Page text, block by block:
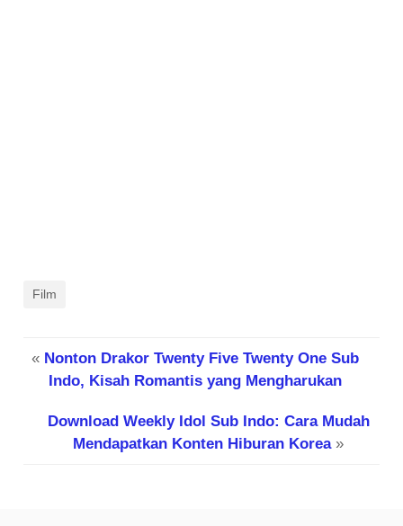
Film
« Nonton Drakor Twenty Five Twenty One Sub
Indo, Kisah Romantis yang Mengharukan
Download Weekly Idol Sub Indo: Cara Mudah
Mendapatkan Konten Hiburan Korea»